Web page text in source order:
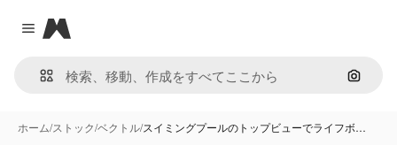
Close menu
Magnific
画像で
ホーム/ストック/ベクトル/スイミングプールのトップビューでライフボ…